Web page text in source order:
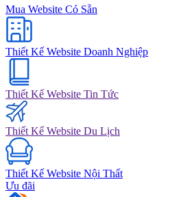
Mua Website Có Sẵn
Thiết Kế Website Doanh Nghiệp
Thiết Kế Website Tin Tức
Thiết Kế Website Du Lịch
Thiết Kế Website Nội Thất
Ưu đãi